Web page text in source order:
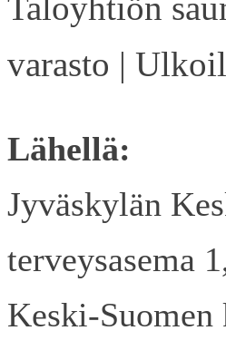
Taloyhtiön
varasto |
Lähellä:
Jyväskylän
terveysasema
Keski-Suomen